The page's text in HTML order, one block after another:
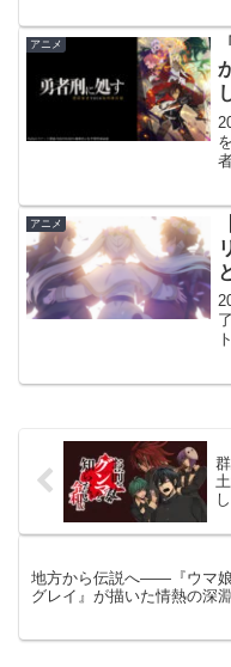
アニメ
アニメ
地方から伝説へ——『ウマ
グレイ』が描いた情熱の深淵